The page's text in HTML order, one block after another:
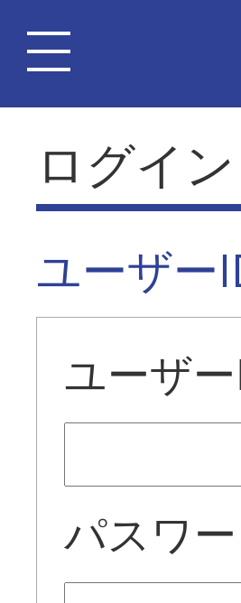
ログイン
ユーザー
ユーザ
パスワ